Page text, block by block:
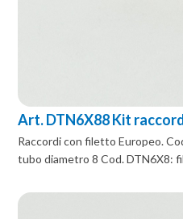
Art. DTN6X88 Kit
Raccordi con filetto Europeo.
tubo diametro 8 Cod. DTN6X8: